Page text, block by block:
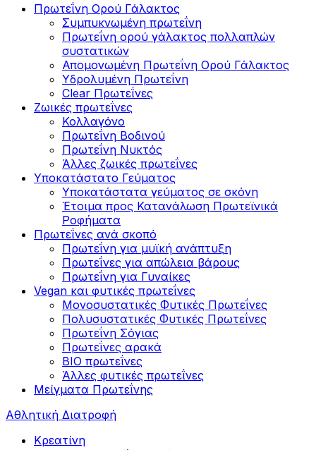
Πρωτεΐνη Ορού Γάλακτος
Συμπυκνωμένη πρωτεΐνη
Πρωτεΐνη ορού γάλακτος πολλαπλών
συστατικών
Απομονωμένη Πρωτεΐνη Ορού Γάλακτος
Υδρολυμένη Πρωτεΐνη
Clear Πρωτεΐνες
Ζωικές πρωτεΐνες
Κολλαγόνο
Πρωτεΐνη Βοδινού
Πρωτεΐνη Νυκτός
Άλλες ζωικές πρωτεΐνες
Υποκατάστατο Γεύματος
Υποκατάστατα γεύματος σε σκόνη
Έτοιμα προς Κατανάλωση Πρωτεϊνικά
Ροφήματα
Πρωτεΐνες ανά σκοπό
Πρωτεΐνη για μυϊκή ανάπτυξη
Πρωτεΐνες για απώλεια βάρους
Πρωτεΐνη για Γυναίκες
Vegan και φυτικές πρωτεΐνες
Μονοσυστατικές Φυτικές Πρωτεΐνες
Πολυσυστατικές Φυτικές Πρωτεΐνες
Πρωτεΐνη Σόγιας
Πρωτεΐνες αρακά
ΒIO πρωτεΐνες
Άλλες φυτικές πρωτεΐνες
Μείγματα Πρωτεΐνης
Αθλητική Διατροφή
Κρεατίνη